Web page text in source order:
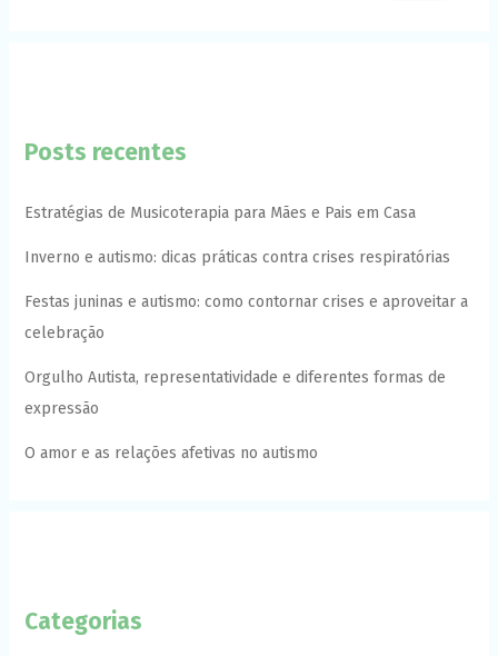
Posts recentes
Estratégias de Musicoterapia para Mães e Pais em Casa
Inverno e autismo: dicas práticas contra crises respiratórias
Festas juninas e autismo: como contornar crises e aproveitar a
celebração
Orgulho Autista, representatividade e diferentes formas de
expressão
O amor e as relações afetivas no autismo
Categorias
chance de ver
ofertas
personalizadas.